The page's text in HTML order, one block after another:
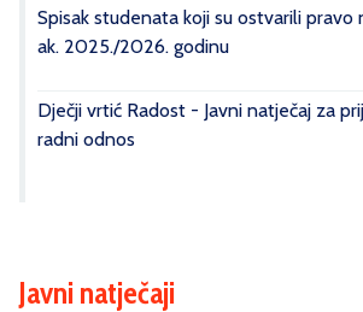
Spisak studenata koji su ostvarili pravo
ak. 2025./2026. godinu
Dječji vrtić Radost - Javni natječaj za
radni odnos
Javni natječaji